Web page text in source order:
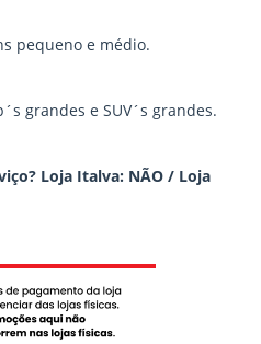
pequeno e médio.
grandes e SUV´s grandes.
Loja Italva: NÃO / Loja